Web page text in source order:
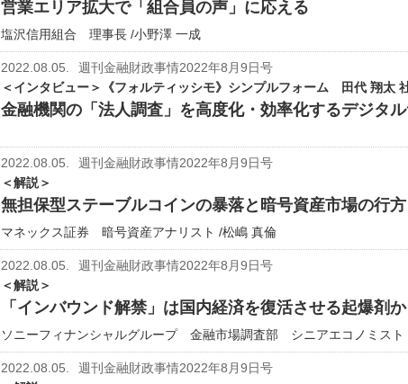
営業エリア拡大で「組合員の声」に応える
塩沢信用組合 理事長 /小野澤 一成
2022.08.05.
週刊金融財政事情2022年8月9日号
＜インタビュー＞《フォルティッシモ》シンプルフォーム 田代 翔太
金融機関の「法人調査」を高度化・効率化するデジタ
2022.08.05.
週刊金融財政事情2022年8月9日号
＜解説＞
無担保型ステーブルコインの暴落と暗号資産市場の行方
マネックス証券 暗号資産アナリスト /松嶋 真倫
2022.08.05.
週刊金融財政事情2022年8月9日号
＜解説＞
「インバウンド解禁」は国内経済を復活させる起爆剤か
ソニーフィナンシャルグループ 金融市場調査部 シニアエコノミスト
2022.08.05.
週刊金融財政事情2022年8月9日号